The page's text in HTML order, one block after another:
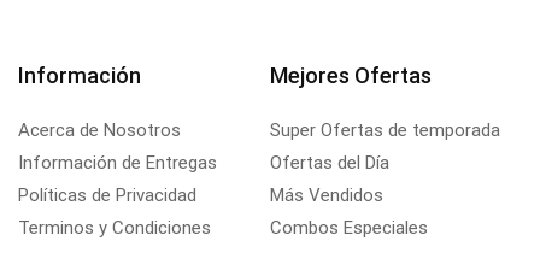
Información
Acerca de Nosotros
Información de Entregas
Políticas de Privacidad
Terminos y Condiciones
Mejores Ofertas
Super Ofertas de temporada
Ofertas del Día
Más Vendidos
Combos Especiales